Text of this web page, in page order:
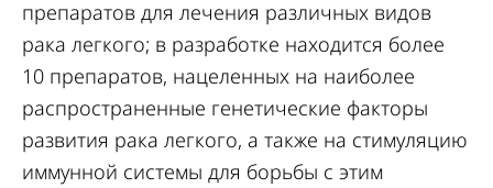
препаратов для лечения различных видов
рака легкого; в разработке находится более
10 препаратов, нацеленных на наиболее
распространенные генетические факторы
развития рака легкого, а также на стимуляцию
иммунной системы для борьбы с этим